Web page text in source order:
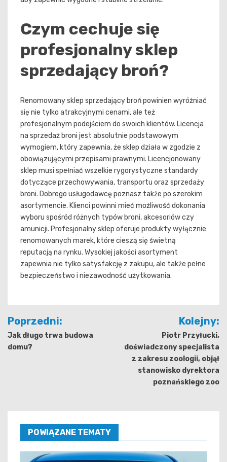
Czym cechuje się
profesjonalny sklep
sprzedający broń?
Renomowany sklep sprzedający broń powinien wyróżniać
się nie tylko atrakcyjnymi cenami, ale też
profesjonalnym podejściem do swoich klientów. Licencja
na sprzedaż broni jest absolutnie podstawowym
wymogiem, który zapewnia, że sklep działa w zgodzie z
obowiązującymi przepisami prawnymi. Licencjonowany
sklep musi spełniać wszelkie rygorystyczne standardy
dotyczące przechowywania, transportu oraz sprzedaży
broni. Dobrego usługodawcę poznasz także po szerokim
asortymencie. Klienci powinni mieć możliwość dokonania
wyboru spośród różnych typów broni, akcesoriów czy
amunicji. Profesjonalny sklep oferuje produkty wyłącznie
renomowanych marek, które cieszą się świetną
reputacją na rynku. Wysokiej jakości asortyment
zapewnia nie tylko satysfakcję z zakupu, ale także pełne
bezpieczeństwo i niezawodność użytkowania.
Nawigacja
wpisu
Poprzedni:
Jak długo trwa budowa
domu?
Kolejny:
Piotr Przyłucki,
doświadczony specjalista
z zakresu zoologii, objął
stanowisko dyrektora
poznańskiego zoo
POWIĄZANE TEMATY